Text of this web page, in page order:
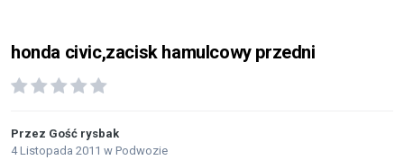
honda civic,zacisk hamulcowy przedni
Przez Gość rysbak
4 Listopada 2011 w Podwozie